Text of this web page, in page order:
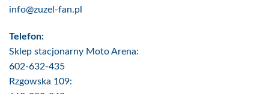
info@zuzel-fan.pl
Telefon:
Sklep stacjonarny Moto Arena:
602-632-435
Rzgowska 109: